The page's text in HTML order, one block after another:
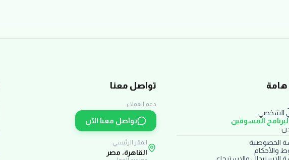
هامة
الشخصي
المسوقين
الخصوصية
والأحكام
تواصل معنا
دعم العملاء:
تواصل معنا الآن
المقر الرئيسي:
القاهرة، مصر